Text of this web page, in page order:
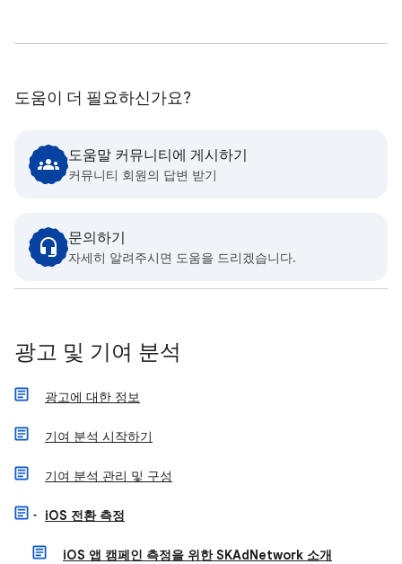
도움이 더 필요하신가요?
도움말 커뮤니티에 게시하기
커뮤니티 회원의 답변 받기
문의하기
자세히 알려주시면 도움을 드리겠습니다.
광고 및 기여 분석
광고에 대한 정보
기여 분석 시작하기
기여 분석 관리 및 구성
iOS 전환 측정
iOS 앱 캠페인 측정을 위한 SKAdNetwork 소개